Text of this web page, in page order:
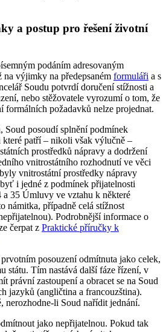
a postup pro řešení životní
podáním adresovaným
výjimky na předepsaném formuláři a s
Soudu potvrdí doručení stížnosti a
nebo stěžovatele vyrozumí o tom, že
formálních požadavků nelze projednat.
Soud posoudí splnění podmínek
které patří – nikoli však výlučně –
prostředků nápravy a dodržení
vnitrostátního rozhodnutí ve věci
vnitrostátní prostředky nápravy
i jedné z podmínek přijatelnosti
a 35 Úmluvy ve vztahu k některé
námitka, případně celá stížnost
Podrobnější informace o
čerpat z Praktické příručky k
posouzení odmítnuta jako celek,
státu. Tím nastává další fáze řízení, v
právní zastoupení a obracet se na Soud
jazyků (angličtina a francouzština).
nerozhodne-li Soud nařídit jednání.
jako nepřijatelnou. Pokud tak